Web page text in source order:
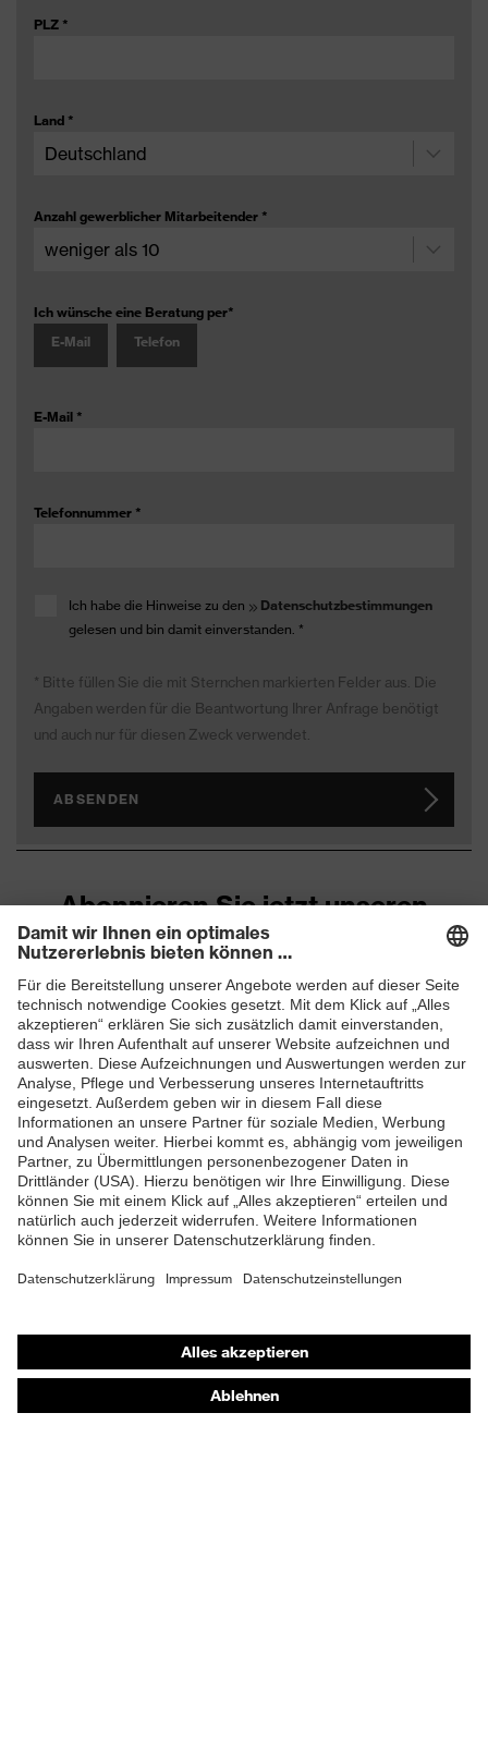
PLZ *
Land *
Anzahl gewerblicher Mitarbeitender *
Ich wünsche eine Beratung per*
E-Mail
Telefon
E-Mail *
Telefonnummer *
Ich habe die Hinweise zu den
Datenschutzbestimmungen
gelesen und bin damit einverstanden. *
* Bitte füllen Sie die mit Sternchen markierten Felder aus. Die
Angaben werden für die Beantwortung Ihrer Anfrage benötigt
und auch nur für diesen Zweck verwendet.
ABSENDEN
Abonnieren Sie jetzt unseren
Newsletter
ZUM NEWSLETTER ANMELDEN
Online-Shop für B2B-Kunden
Online-Shop für Personaldienstleister